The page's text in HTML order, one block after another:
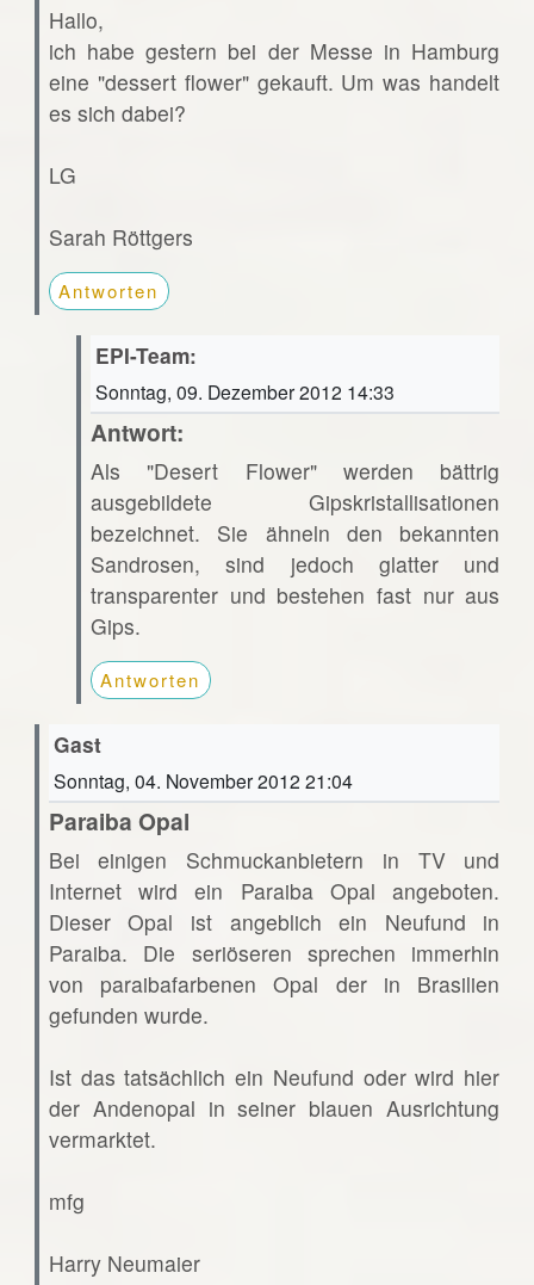
Hallo,
ich habe gestern bei der Messe in Hamburg
eine "dessert flower" gekauft. Um was handelt
es sich dabei?
LG
Sarah Röttgers
Antworten
EPI-Team:
Sonntag, 09. Dezember 2012 14:33
Antwort:
Als "Desert Flower" werden bättrig
ausgebildete Gipskristallisationen
bezeichnet. Sie ähneln den bekannten
Sandrosen, sind jedoch glatter und
transparenter und bestehen fast nur aus
Gips.
Antworten
Gast
Sonntag, 04. November 2012 21:04
Paraiba Opal
Bei einigen Schmuckanbietern in TV und
Internet wird ein Paraiba Opal angeboten.
Dieser Opal ist angeblich ein Neufund in
Paraiba. Die seriöseren sprechen immerhin
von paraibafarbenen Opal der in Brasilien
gefunden wurde.
Ist das tatsächlich ein Neufund oder wird hier
der Andenopal in seiner blauen Ausrichtung
vermarktet.
mfg
Harry Neumaier